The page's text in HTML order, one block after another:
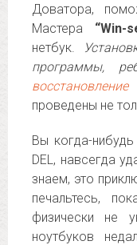
Доватора,
Мастера “Win-
нетбук.
программы,
проведены не
Вы когда-
DEL, навсегда
знаем, это
печальтесь,
физически не
ноутбуков